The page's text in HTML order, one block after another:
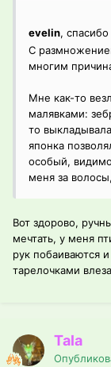
evelin, спасибо
С
многим
Мне как-то
малявками:
то
японка
особый,
меня за
Вот здорово,
мечтать, у меня
рук побаиваются
тарелочками
Tala